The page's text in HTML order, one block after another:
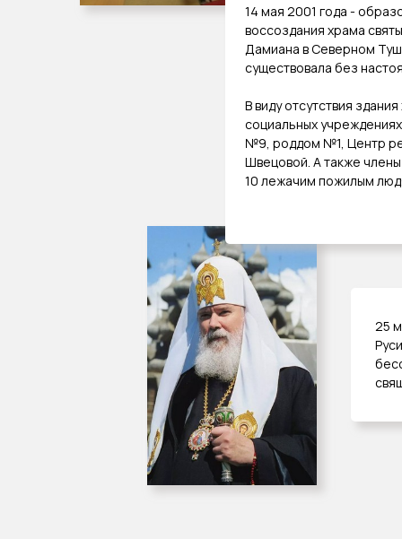
14 мая 2001 года -
воссоздания храма
Дамиана в Северном
существовала без
В виду отсутствия
социальных
№9, роддом №1, Центр
Швецовой. А также
10 лежачим пожилым
25